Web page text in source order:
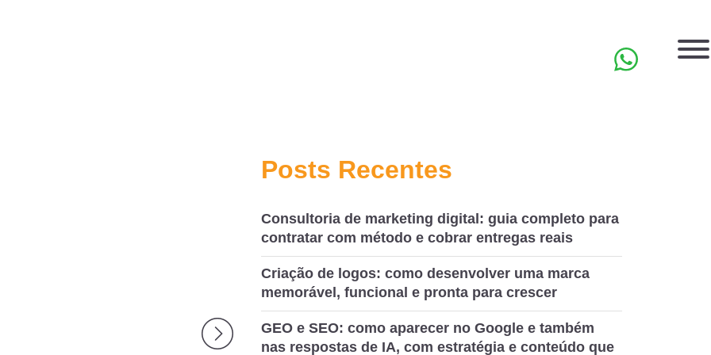
Posts Recentes
Consultoria de marketing digital: guia completo para
contratar com método e cobrar entregas reais
Criação de logos: como desenvolver uma marca
memorável, funcional e pronta para crescer
GEO e SEO: como aparecer no Google e também
nas respostas de IA, com estratégia e conteúdo que